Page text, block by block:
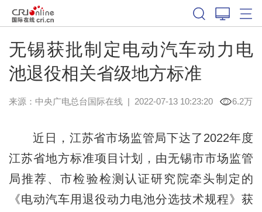
无锡获批制定电动汽车动力电
池退役相关省级地方标准
来源：中央广电总台国际在线| 2022-07-13 10:23:20 6.2万
近日，江苏省市场监管局下达了2022年度
江苏省地方标准项目计划，由无锡市市场监管
局推荐、市检验检测认证研究院牵头制定的
《电动汽车用退役动力电池分选技术规程》获